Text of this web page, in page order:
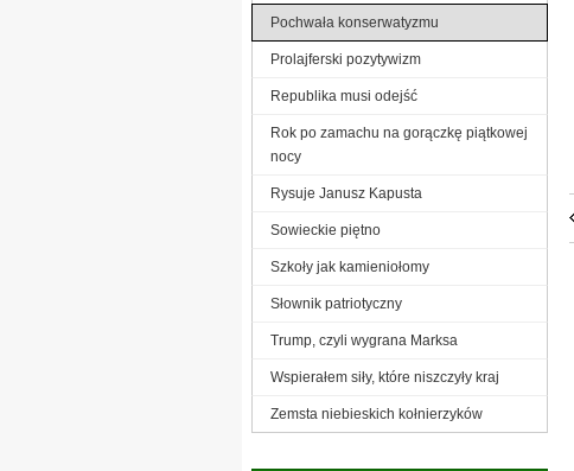
Pochwała konserwatyzmu
Prolajferski pozytywizm
Republika musi odejść
Rok po zamachu na gorączkę piątkowej
nocy
Rysuje Janusz Kapusta
Sowieckie piętno
Szkoły jak kamieniołomy
Słownik patriotyczny
Trump, czyli wygrana Marksa
Wspierałem siły, które niszczyły kraj
Zemsta niebieskich kołnierzyków